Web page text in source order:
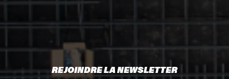
REJOINDRE LA NEWSLETTER